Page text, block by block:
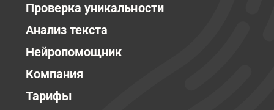
Проверка уникальности
Анализ текста
Нейропомощник
Компания
Тарифы